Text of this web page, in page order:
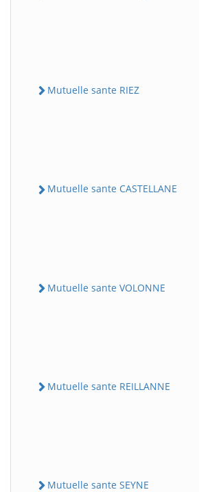
Mutuelle sante RIEZ
Mutuelle sante CASTELLANE
Mutuelle sante VOLONNE
Mutuelle sante REILLANNE
Mutuelle sante SEYNE